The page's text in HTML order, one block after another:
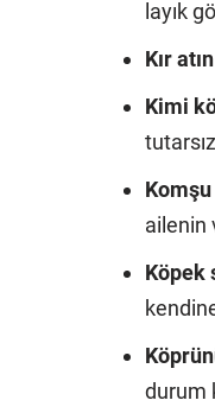
layık
Kır
Kimi
ailenin
Köpek
durum